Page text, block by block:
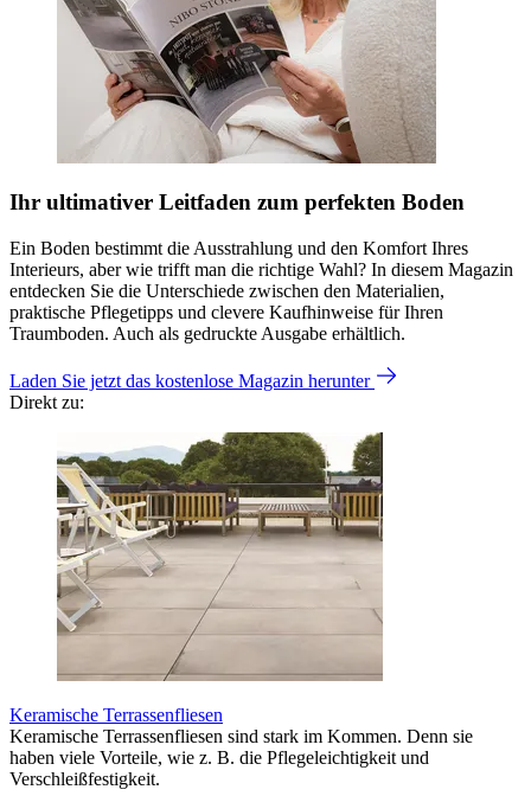
Ihr ultimativer Leitfaden zum perfekten Boden
Ein Boden bestimmt die Ausstrahlung und den Komfort Ihres
Interieurs, aber wie trifft man die richtige Wahl? In diesem Magazin
entdecken Sie die Unterschiede zwischen den Materialien,
praktische Pflegetipps und clevere Kaufhinweise für Ihren
Traumboden. Auch als gedruckte Ausgabe erhältlich.
Laden Sie jetzt das kostenlose Magazin herunter
Direkt zu:
Keramische Terrassenfliesen
Keramische Terrassenfliesen sind stark im Kommen. Denn sie
haben viele Vorteile, wie z. B. die Pflegeleichtigkeit und
Verschleißfestigkeit.